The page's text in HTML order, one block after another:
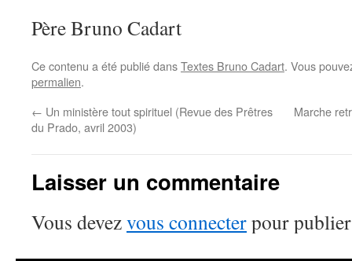
Père Bruno Cadart
Ce contenu a été publié dansTextes Bruno Cadart. Vous
permalien.
← Un ministère tout spirituel (Revue des Prêtres
du Prado, avril 2003)
Marche
Laisser un commentaire
Vous devezvous connecterpour